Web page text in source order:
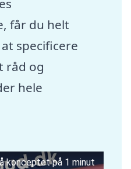
får du helt
specificere
råd og
hele
konceptet på 1 minut